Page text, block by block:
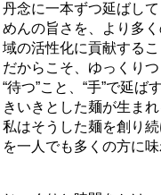
丹念に一本ずつ延ばし
めんの旨さを、より多
域の活性化に貢献する
だからこそ、ゆっくり
“待つ”こと、“手”で延
きいきとした麺が生ま
私はそうした麺を創り
を一人でも多くの方に